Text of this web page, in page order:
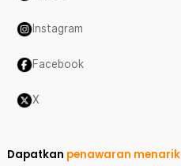
Instagram
Facebook
X
Dapatkan penawaran menarik